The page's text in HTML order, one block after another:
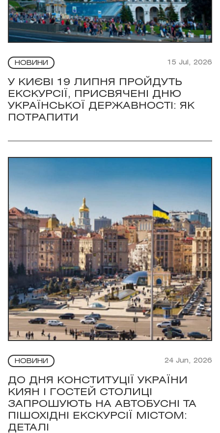
НОВИНИ 15 Jul, 2026
У КИЄВІ 19 ЛИПНЯ ПРОЙДУТЬ
ЕКСКУРСІЇ, ПРИСВЯЧЕНІ ДНЮ
УКРАЇНСЬКОЇ ДЕРЖАВНОСТІ: ЯК
ПОТРАПИТИ
НОВИНИ 24 Jun, 2026
ДО ДНЯ КОНСТИТУЦІЇ УКРАЇНИ
КИЯН І ГОСТЕЙ СТОЛИЦІ
ЗАПРОШУЮТЬ НА АВТОБУСНІ ТА
ПІШОХІДНІ ЕКСКУРСІЇ МІСТОМ:
ДЕТАЛІ